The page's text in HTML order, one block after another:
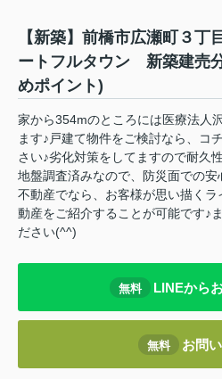
【新築】前橋市広瀬町３
ートフルタウン 新築建売
めポイント)
家から354mのところには医療法人
ます♪戸建て物件をご検討なら、コ
さい♪劣化対策をしてますので耐久
地盤調査済みなので、防災面での
不動産でなら、お客様が思い描く
動産をご紹介することが可能です♪
ださい(^^)
無料 LINEから
無料 お問